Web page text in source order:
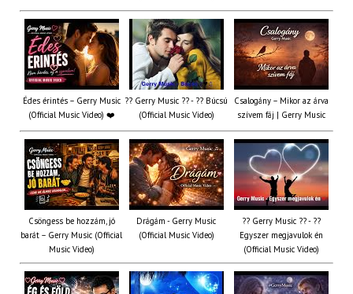
Édes érintés – Gerry Music
(Official Music Video) ❤️
?? Gerry Music ?? - ?? Búcsú
(Official Music Video)
Csalogány – Mikor az árva
szívem fáj | Gerry Music
Csöngess be hozzám, jó
barát – Gerry Music (Official
Music Video)
Drágám - Gerry Music
(Official Music Video)
?? Gerry Music ?? - ??
Egyszer megjavulok én
(Official Music Video)